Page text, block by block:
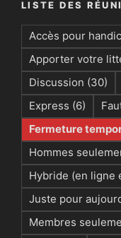
LISTE DES
Accès pour
Apporter votre
Discussion (30)
Express (6)
Fermeture
Hommes
Hybride (en ligne
Juste pour
Membres